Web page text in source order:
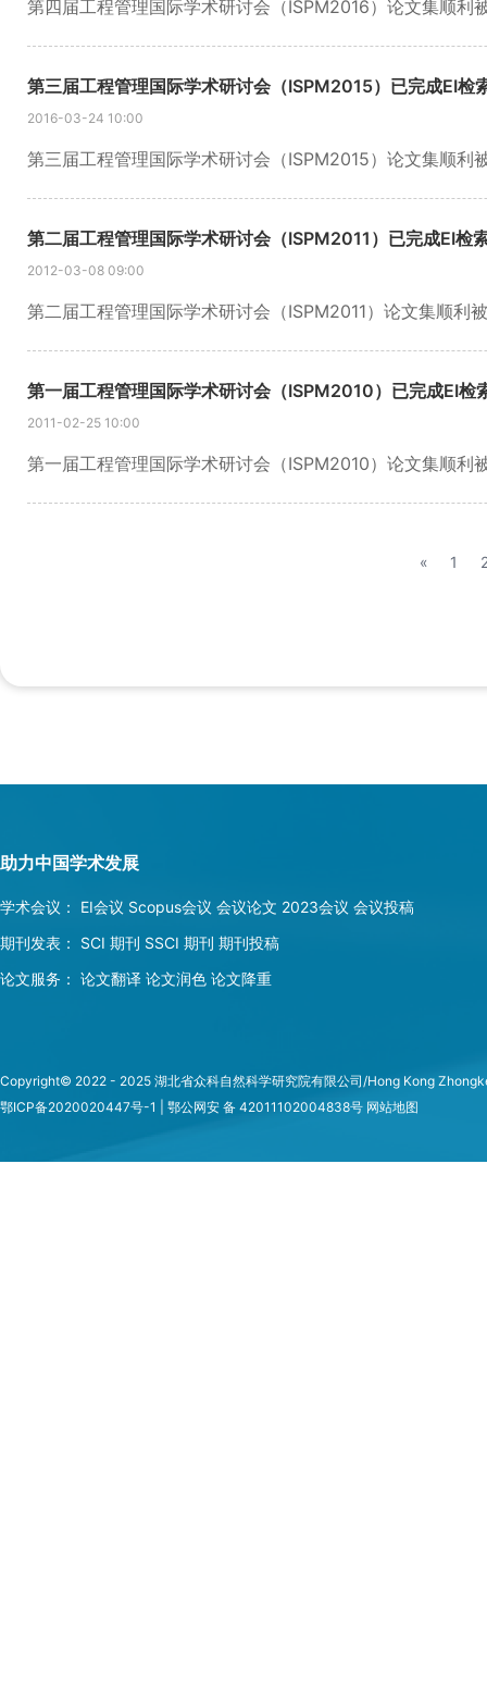
第三届工程管理国际学术研讨会（ISPM2015）已完成EI检
2016-03-24 10:00
第二届工程管理国际学术研讨会（ISPM2011）已完成EI检
2012-03-08 09:00
第一届工程管理国际学术研讨会（ISPM2010）已完成EI检
2011-02-25 10:00
« 1
助力中国学术发展
学术会议： EI会议 Scopus会议 会议论文 2023会议 会议投稿
期刊发表：
SCI 期刊 SSCI 期刊 期刊投稿
论文服务： 论文翻译 论文润色 论文降重
Copyright© 2022 - 2025 湖北省众科自然科学研究院有限公司/Hong Kong
鄂ICP备2020020447号-1 | 鄂公网安 备 42011102004838号 网站地图